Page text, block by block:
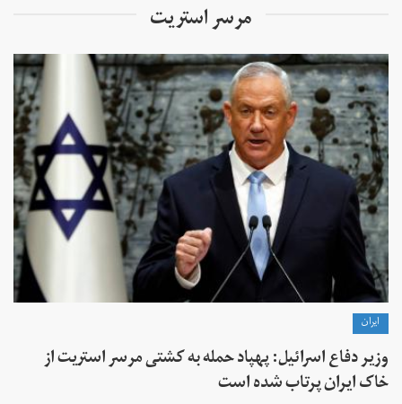
مرسر استریت
ايران
وزیر دفاع اسرائیل: پهپاد حمله به کشتی مرسر استریت از
خاک ایران پرتاب شده است